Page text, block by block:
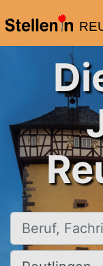
Beruf,
Ort, Stadt